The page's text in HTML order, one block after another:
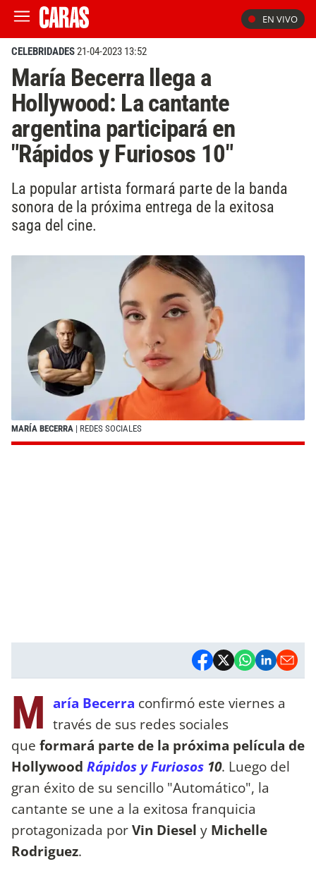
EN VIVO
CELEBRIDADES21-04-2023 13:52
María Becerra llega a
Hollywood: La cantante
argentina participará en
"Rápidos y Furiosos 10"
La popular artista formará parte de la banda
sonora de la próxima entrega de la exitosa
saga del cine.
MARÍA BECERRA | REDES SOCIALES
M aría Becerra confirmó este viernes a
través de sus redes sociales
que formará parte de la próxima película de
Hollywood Rápidos y Furiosos 10. Luego del
gran éxito de su sencillo "Automático", la
cantante se une a la exitosa franquicia
protagonizada porVin Diesel y Michelle
Rodriguez.